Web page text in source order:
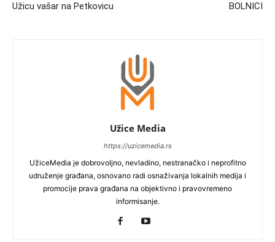
Užicu vašar na Petkovicu
BOLNICI
Užice Media
https://uzicemedia.rs
UžiceMedia je dobrovoljno, nevladino, nestranačko i neprofitno
udruženje građana, osnovano radi osnaživanja lokalnih medija i
promocije prava građana na objektivno i pravovremeno
informisanje.